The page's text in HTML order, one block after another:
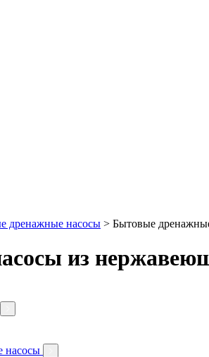
дренажные насосы > Бытовые
из
насосы